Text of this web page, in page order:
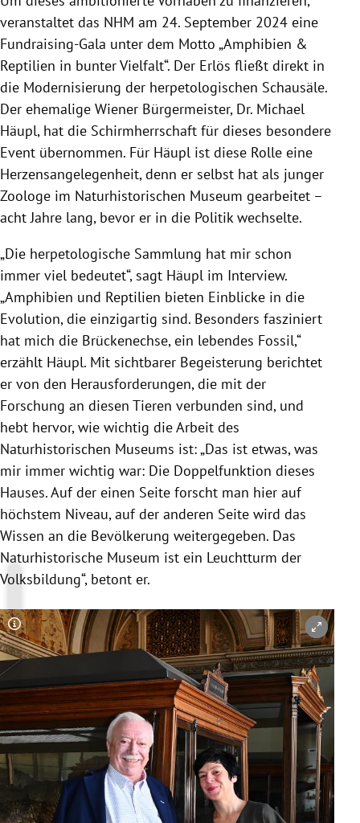
veranstaltet das NHM am 24. September 2024 eine
Fundraising-Gala unter dem Motto „Amphibien &
Reptilien in bunter Vielfalt“. Der Erlös fließt direkt in
die Modernisierung der herpetologischen Schausäle.
Der ehemalige Wiener Bürgermeister, Dr. Michael
Häupl, hat die Schirmherrschaft für dieses besondere
Event übernommen. Für Häupl ist diese Rolle eine
Herzensangelegenheit, denn er selbst hat als junger
Zoologe im Naturhistorischen Museum gearbeitet –
acht Jahre lang, bevor er in die Politik wechselte.
„Die herpetologische Sammlung hat mir schon
immer viel bedeutet“, sagt Häupl im Interview.
„Amphibien und Reptilien bieten Einblicke in die
Evolution, die einzigartig sind. Besonders fasziniert
hat mich die Brückenechse, ein lebendes Fossil,“
erzählt Häupl. Mit sichtbarer Begeisterung berichtet
er von den Herausforderungen, die mit der
Forschung an diesen Tieren verbunden sind, und
hebt hervor, wie wichtig die Arbeit des
Naturhistorischen Museums ist: „Das ist etwas, was
mir immer wichtig war: Die Doppelfunktion dieses
Hauses. Auf der einen Seite forscht man hier auf
höchstem Niveau, auf der anderen Seite wird das
Wissen an die Bevölkerung weitergegeben. Das
Naturhistorische Museum ist ein Leuchtturm der
Volksbildung“, betont er.
Copyright-Hinweis öffnen/schließen